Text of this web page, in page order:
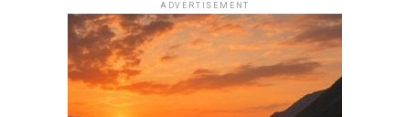
ADVERTISEMENT